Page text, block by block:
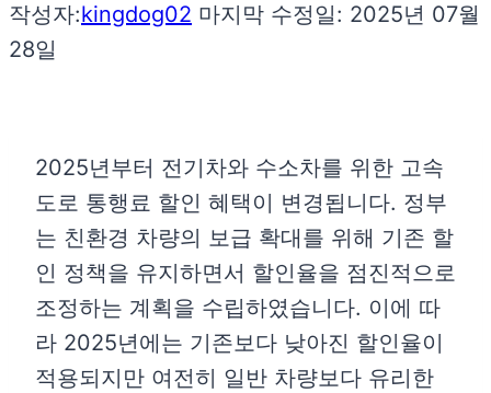
작성자:kingdog02 마지막 수정일: 2025년 07월
28일
2025년부터 전기차와 수소차를 위한 고속
도로 통행료 할인 혜택이 변경됩니다. 정부
는 친환경 차량의 보급 확대를 위해 기존 할
인 정책을 유지하면서 할인율을 점진적으로
조정하는 계획을 수립하였습니다. 이에 따
라 2025년에는 기존보다 낮아진 할인율이
적용되지만 여전히 일반 차량보다 유리한